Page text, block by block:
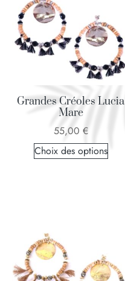
Grandes Créoles Lucia
Mare
55,00 €
Choix des options